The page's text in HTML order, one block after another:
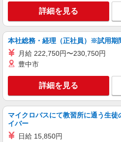
詳細を見る
本社総務・経理（正社員）※試用期
月給 222,750円〜230,750円
豊中市
詳細を見る
マイクロバスにて教習所に通う生徒
イバー
日給 15,850円